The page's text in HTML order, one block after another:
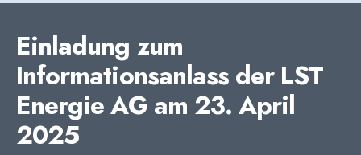
Einladung zum
Informationsanlass der LST
Energie AG am 23. April
2025